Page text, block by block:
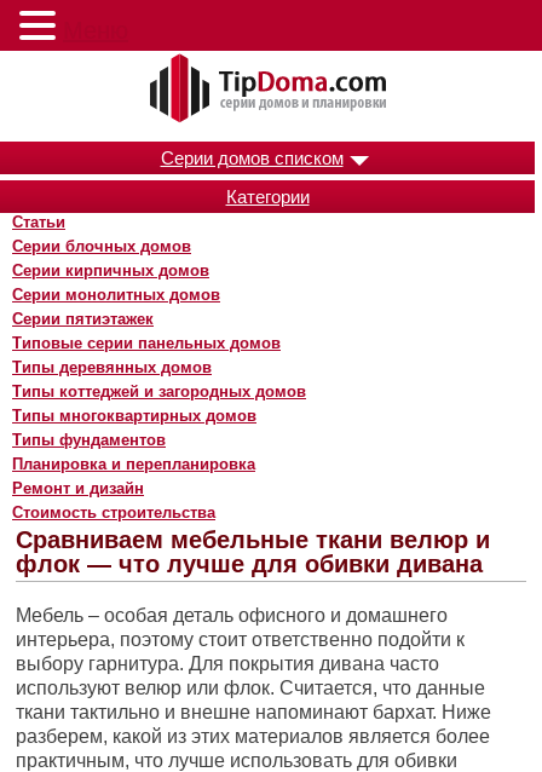
Серии домов списком
Категории
Статьи
Серии блочных домов
Серии кирпичных домов
Серии монолитных домов
Серии пятиэтажек
Типовые серии панельных домов
Типы деревянных домов
Типы коттеджей и загородных домов
Типы многоквартирных домов
Типы фундаментов
Планировка и перепланировка
Ремонт и дизайн
Стоимость строительства
Сравниваем мебельные ткани велюр и
флок — что лучше для обивки дивана
Мебель – особая деталь офисного и домашнего
интерьера, поэтому стоит ответственно подойти к
выбору гарнитура. Для покрытия дивана часто
используют велюр или флок. Считается, что данные
ткани тактильно и внешне напоминают бархат. Ниже
разберем, какой из этих материалов является более
практичным, что лучше использовать для обивки